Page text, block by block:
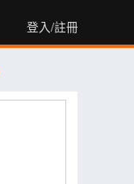
登入/註冊